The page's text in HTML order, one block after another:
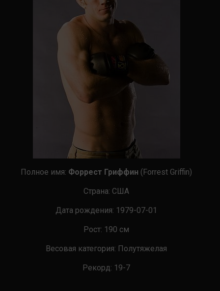
Полное имя: Форрест Гриффин (Forrest Griffin)
Страна: США
Дата рождения: 1979-07-01
Рост: 190 см
Весовая категория: Полутяжелая
Рекорд: 19-7